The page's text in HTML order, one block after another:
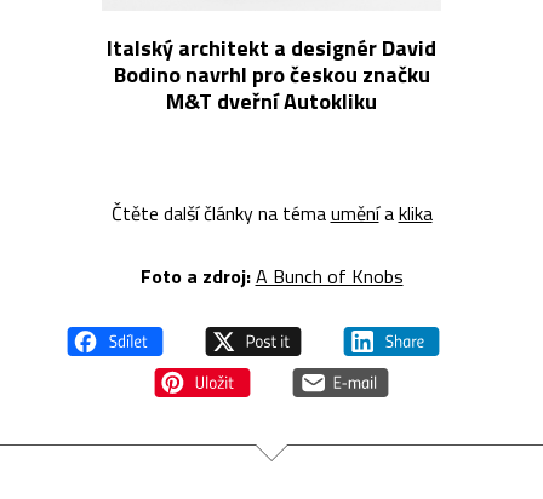
Italský architekt a designér David
Bodino navrhl pro českou značku
M&T dveřní Autokliku
Čtěte další články na témauměníaklika
Foto a zdroj:A Bunch of Knobs